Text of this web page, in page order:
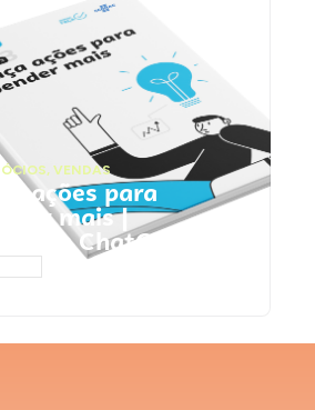
, VENDAS
ações para
mais |
ChatGPT